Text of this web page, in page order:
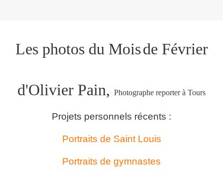
Les photos du Moisde Février
d'Olivier Pain, Photographe reporter à Tours
Projets personnels récents :
Portraits de Saint Louis
Portraits de gymnastes